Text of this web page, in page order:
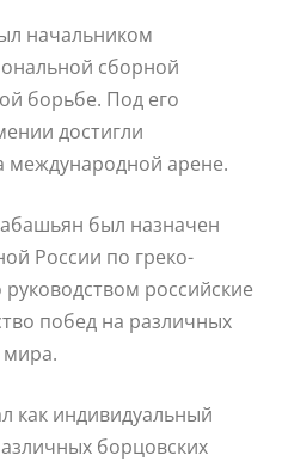
начальником
сборной
борьбе. Под его
достигли
международной арене.
был назначен
России по греко-
российские
побед на различных
мира.
как индивидуальный
борцовских